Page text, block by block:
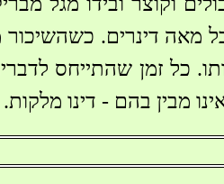
מאה דינרים. כשהשיכור
כל זמן שהתייחס
מבין בהם - דינו מלקות.